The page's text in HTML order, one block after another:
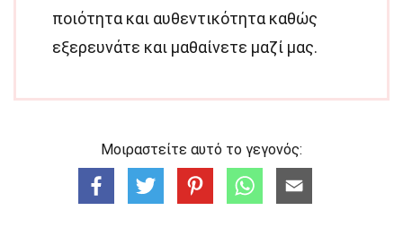
ποιότητα και αυθεντικότητα καθώς
εξερευνάτε και μαθαίνετε μαζί μας.
Μοιραστείτε αυτό το γεγονός: